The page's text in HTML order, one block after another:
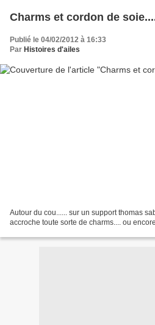
Charms et cordon de
Publié le 04/02/2012 à 16:33
Par Histoires d'ailes
Autour du cou...... sur un support thomas
accroche toute sorte de charms.... ou